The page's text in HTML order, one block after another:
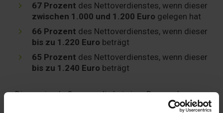
67 Prozent des Nettoverdienstes, wenn dieser
zwischen 1.000 und 1.200 Euro gelegen hat
66 Prozent des Nettoverdienstes, wenn dieser
bis zu 1.220 Euro beträgt
65 Prozent des Nettoverdienstes, wenn dieser
bis zu 1.240 Euro beträgt
Die maximale Summe, die bei einer Bezugsdauer
von zwölf Monaten ausgezahlt wird, beträgt 1.800